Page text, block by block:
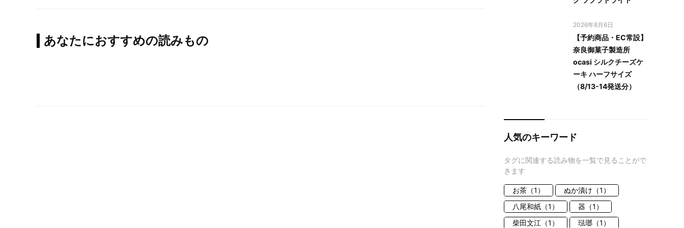
あなたにおすすめの読みもの
2026年8月6日
【予約商品・EC常設】
奈良御菓子製造所
ocasi シルクチーズケ
ーキ ハーフサイズ
（8/13-14発送分）
人気のキーワード
タグに関連する読み物を一覧で見ることがで
きます
お茶（1）
ぬか漬け（1）
八尾和紙（1）
器（1）
柴田文江（1）
琺瑯（1）